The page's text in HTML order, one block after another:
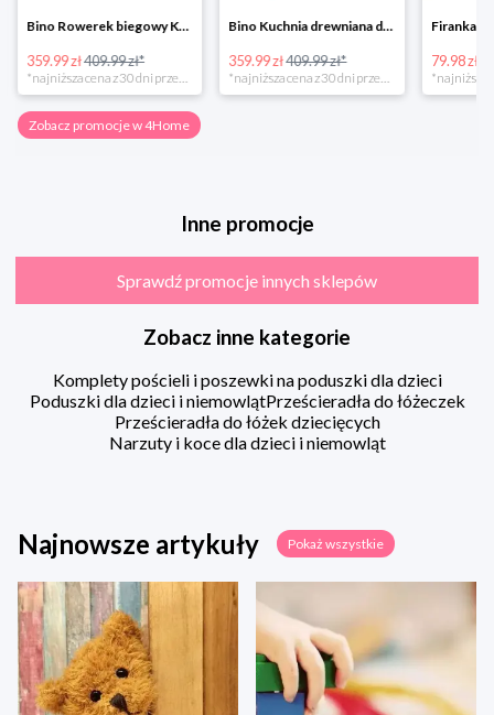
Bino Rowerek biegowy Krecik
359.99 zł409.99 zł*
Bino Kuchnia drewniana dla dzieci Provence
359.99 zł409.99 zł* 79.98 zł
Zobacz promocje w 4Home
Inne promocje
Sprawdź promocje innych sklepów
Zobacz inne kategorie
Komplety pościeli i poszewki na poduszki dla dzieci
Poduszki dla dzieci i niemowlątPrześcieradła do łóżeczek
Prześcieradła do łóżek dziecięcych
Narzuty i koce dla dzieci i niemowląt
Najnowsze artykuły Pokaż wszystkie